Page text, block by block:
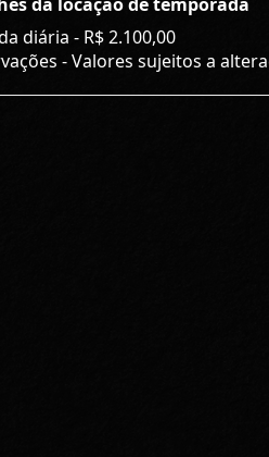
diária - R$ 2.100,00
- Valores sujeitos a